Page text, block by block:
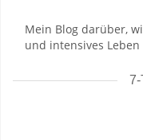
Mein Blog darüber,
und intensives
7-